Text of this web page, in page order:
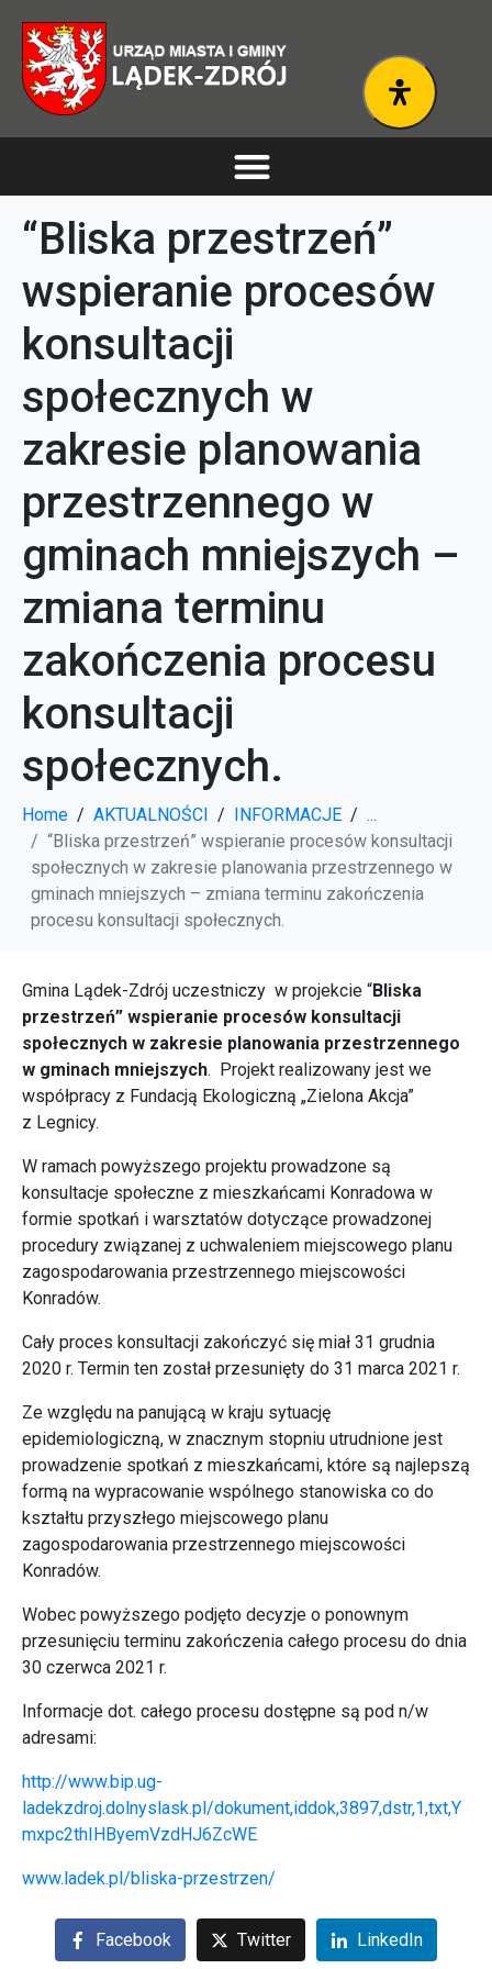
“Bliska przestrzeń”
wspieranie procesów
konsultacji
społecznych w
zakresie planowania
przestrzennego w
gminach mniejszych –
zmiana terminu
zakończenia procesu
konsultacji
społecznych.
Home AKTUALNOŚCI INFORMACJE
...
“Bliska przestrzeń” wspieranie procesów konsultacji
społecznych w zakresie planowania przestrzennego w
gminach mniejszych – zmiana terminu zakończenia
procesu konsultacji społecznych.
Gmina Lądek-Zdrój uczestniczy w projekcie “Bliska
przestrzeń” wspieranie procesów konsultacji
społecznych w zakresie planowania przestrzennego
w gminach mniejszych. Projekt realizowany jest we
współpracy z Fundacją Ekologiczną „Zielona Akcja”
z Legnicy.
W ramach powyższego projektu prowadzone są
konsultacje społeczne z mieszkańcami Konradowa w
formie spotkań i warsztatów dotyczące prowadzonej
procedury związanej z uchwaleniem miejscowego planu
zagospodarowania przestrzennego miejscowości
Konradów.
Cały proces konsultacji zakończyć się miał 31 grudnia
2020 r. Termin ten został przesunięty do 31 marca 2021 r.
Ze względu na panującą w kraju sytuację
epidemiologiczną, w znacznym stopniu utrudnione jest
prowadzenie spotkań z mieszkańcami, które są najlepszą
formą na wypracowanie wspólnego stanowiska co do
kształtu przyszłego miejscowego planu
zagospodarowania przestrzennego miejscowości
Konradów.
Wobec powyższego podjęto decyzje o ponownym
przesunięciu terminu zakończenia całego procesu do dnia
30 czerwca 2021 r.
Informacje dot. całego procesu dostępne są pod n/w
adresami:
http://www.bip.ug-
ladekzdroj.dolnyslask.pl/dokument,iddok,3897,dstr,1,txt,Y
mxpc2thIHByemVzdHJ6ZcWE
www.ladek.pl/bliska-przestrzen/
Facebook Twitter LinkedIn